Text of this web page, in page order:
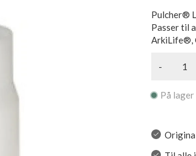
Pulcher®
Passer til
ArkiLife®,
-
På